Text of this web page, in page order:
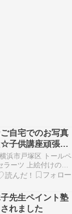
自宅でのお写真
子供講座頑張り
浜市戸塚区 トールペ
ーツ 上絵付けのお
Angel 松本
寄り添いながら想い
だいを心がけてレッ
曜日水…
先生ペイント塾
れました